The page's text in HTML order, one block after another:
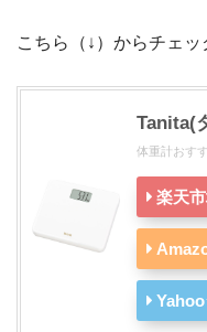
こちら（↓）からチェッ
Tanita(
体重計おす
楽天